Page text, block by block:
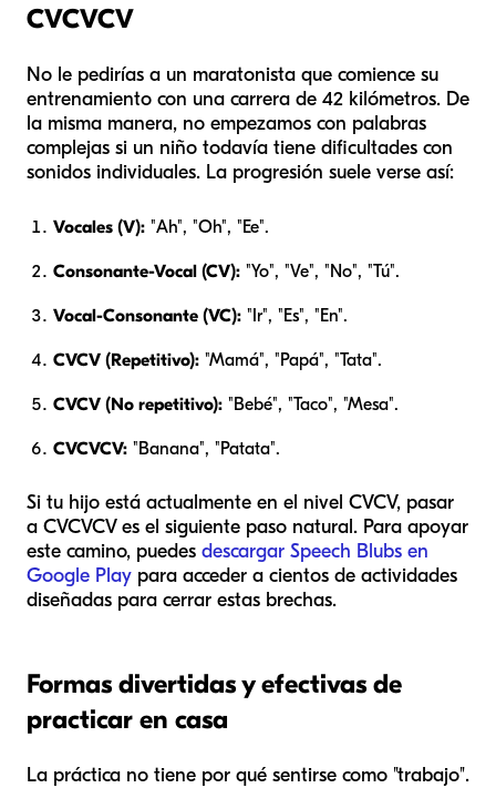
CVCVCV
No le pedirías a un maratonista que comience su
entrenamiento con una carrera de 42 kilómetros. De
la misma manera, no empezamos con palabras
complejas si un niño todavía tiene dificultades con
sonidos individuales. La progresión suele verse así:
Vocales (V): "Ah", "Oh", "Ee".
Consonante-Vocal (CV): "Yo", "Ve", "No", "Tú".
Vocal-Consonante (VC): "Ir", "Es", "En".
CVCV (Repetitivo): "Mamá", "Papá", "Tata".
CVCV (No repetitivo): "Bebé", "Taco", "Mesa".
CVCVCV: "Banana", "Patata".
Si tu hijo está actualmente en el nivel CVCV, pasar
a CVCVCV es el siguiente paso natural. Para apoyar
este camino, puedes descargar Speech Blubs en
Google Play para acceder a cientos de actividades
diseñadas para cerrar estas brechas.
Formas divertidas y efectivas de
practicar en casa
La práctica no tiene por qué sentirse como "trabajo".